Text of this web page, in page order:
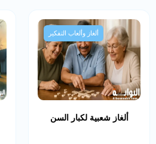
ألغاز وألعاب التفكير
ألغاز شعبية لكبار السن